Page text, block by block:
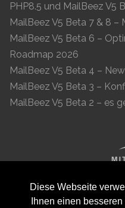
Diese Webseite
Ihnen einen
Roadmap 2026
MailBeez V5 Beta 2 – es
MailBeez Aps · Ved
Dänemark ·